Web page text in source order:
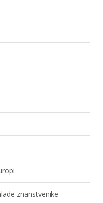
znanstvenike